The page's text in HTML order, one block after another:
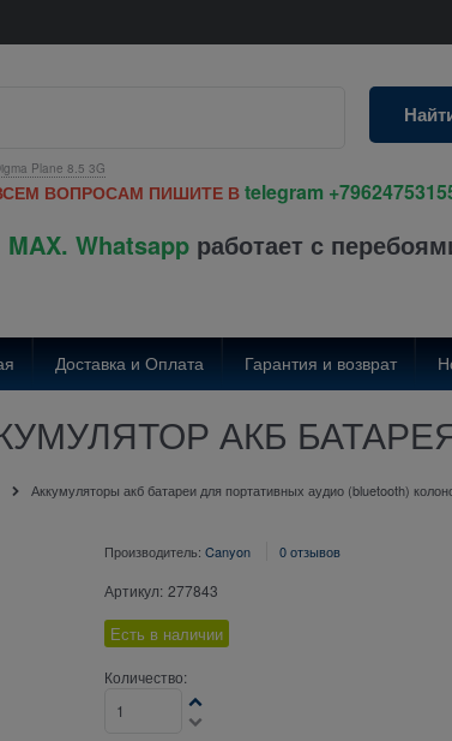
Plane 8.5 3G
ВОПРОСАМ ПИШИТЕ В telegram
Whatsapp работает с
Доставка и Оплата Гарантия и возврат
АКБ
Аккумуляторы акб батареи для портативных аудио (bluetooth)
Производитель: Canyon 0 отзывов
Артикул: 277843
Есть в наличии
Количество: